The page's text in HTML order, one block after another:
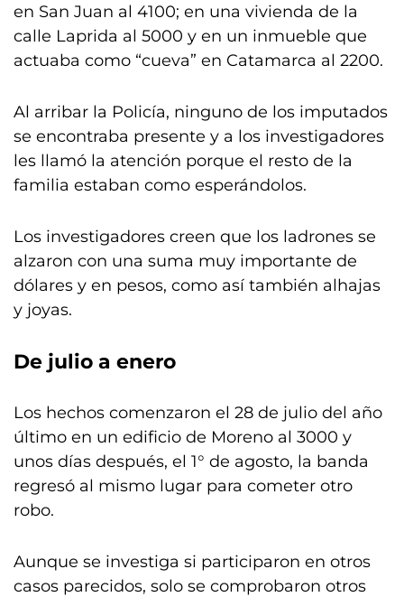
en San Juan al 4100; en una vivienda de la
calle Laprida al 5000 y en un inmueble que
actuaba como “cueva” en Catamarca al 2200.
Al arribar la Policía, ninguno de los imputados
se encontraba presente y a los investigadores
les llamó la atención porque el resto de la
familia estaban como esperándolos.
Los investigadores creen que los ladrones se
alzaron con una suma muy importante de
dólares y en pesos, como así también alhajas
y joyas.
De julio a enero
Los hechos comenzaron el 28 de julio del año
último en un edificio de Moreno al 3000 y
unos días después, el 1° de agosto, la banda
regresó al mismo lugar para cometer otro
robo.
Aunque se investiga si participaron en otros
casos parecidos, solo se comprobaron otros